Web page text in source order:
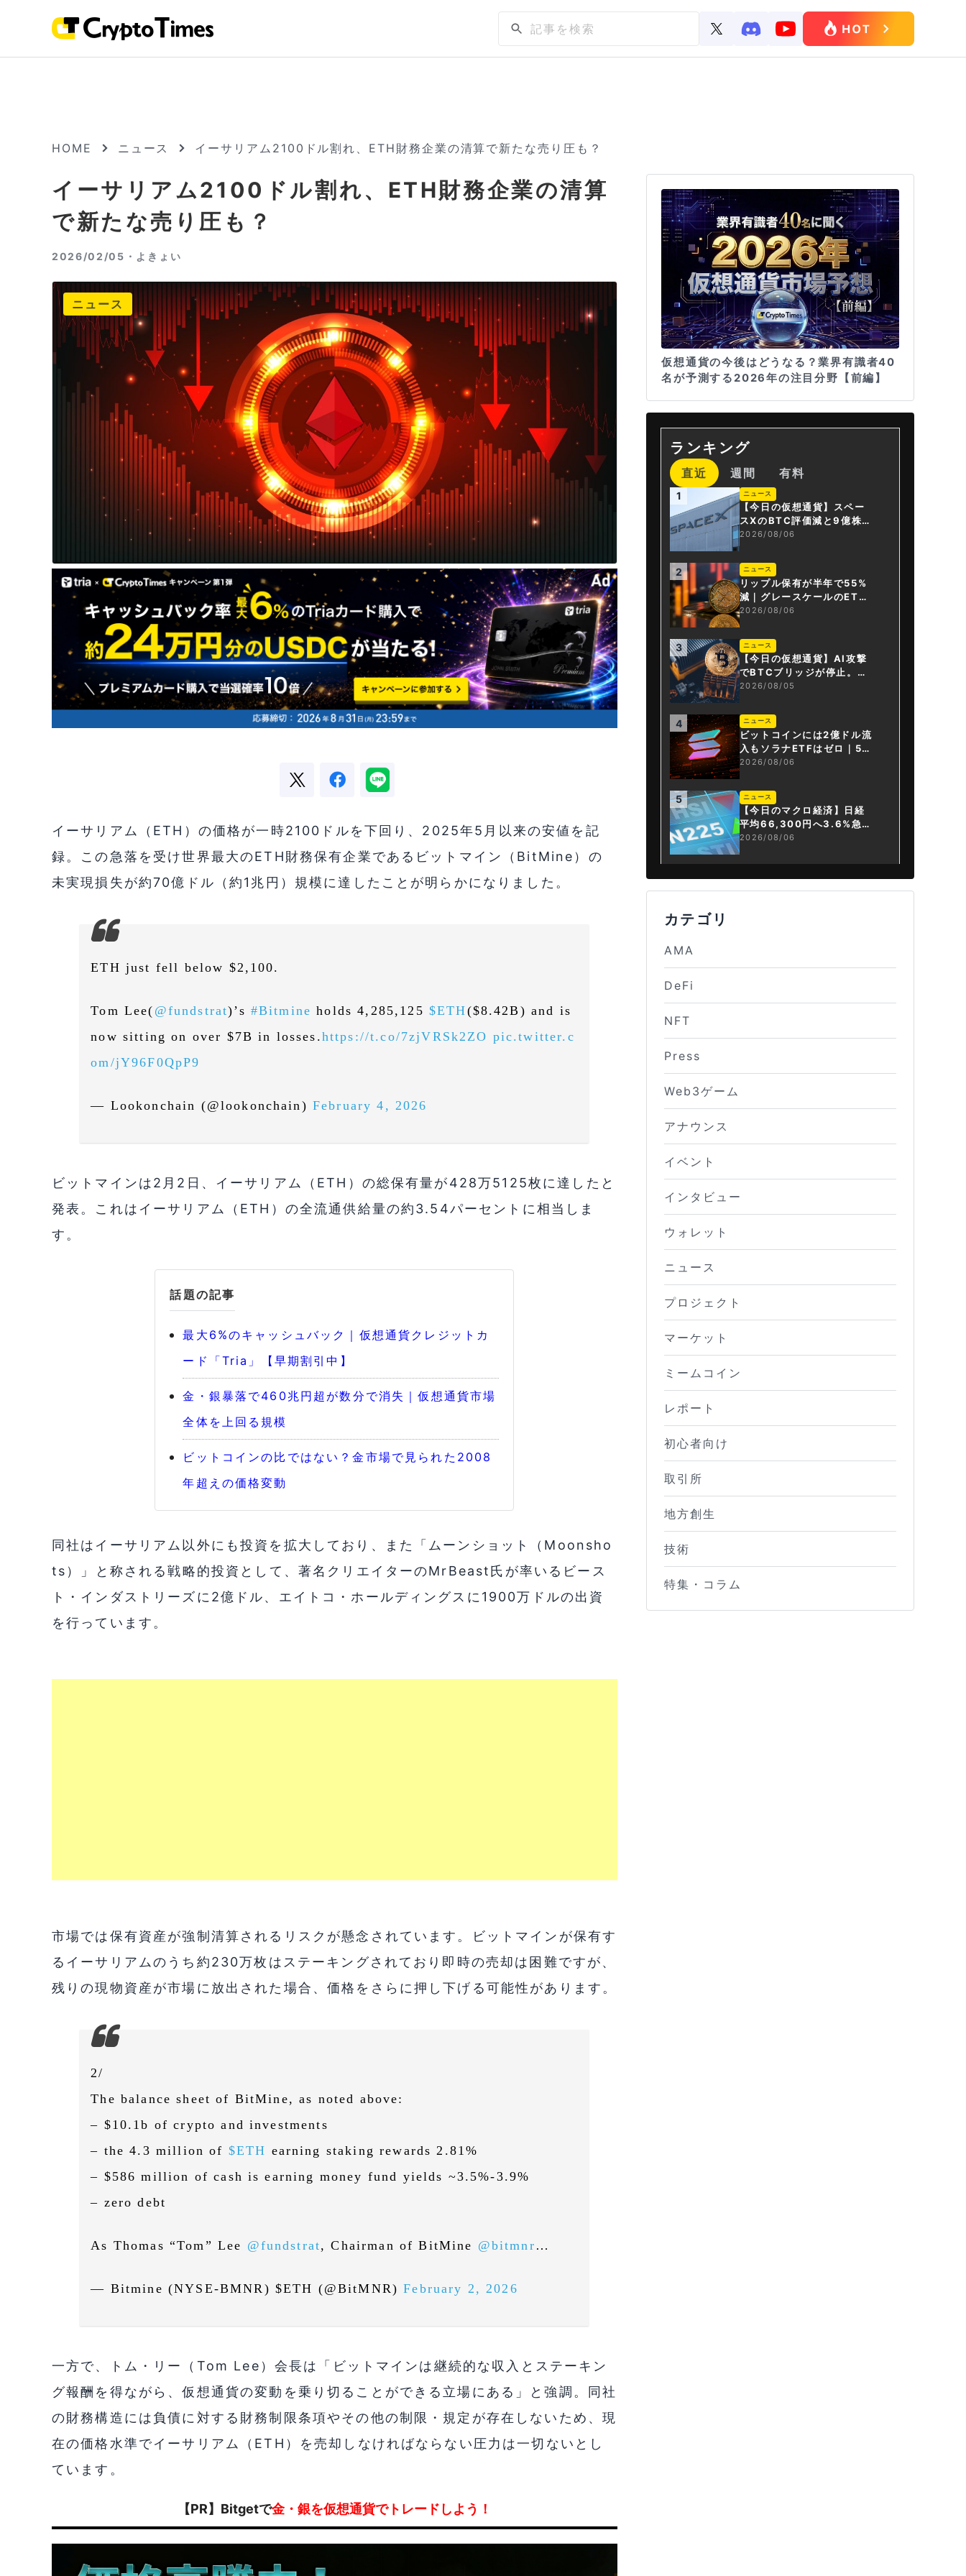
HOME ニュース イーサリアム2100ドル割れ、ETH財務企業の清算で新たな売り圧も？
イーサリアム2100ドル割れ、ETH財務企業の清算
で新たな売り圧も？
2026/02/05・ よきょい
ニュース
イーサリアム（ETH）の価格が一時2100ドルを下回り、2025年5月以来の安値を記
録。この急落を受け世界最大のETH財務保有企業であるビットマイン（BitMine）の
未実現損失が約70億ドル（約1兆円）規模に達したことが明らかになりました。
ETH just fell below $2,100.
Tom Lee( @fundstrat)’s #Bitmine holds 4,285,125 $ETH($8.42B) and is
now sitting on over $7B in losses.https://t.co/7zjVRSk2ZO pic.twitter.c
om/jY96F0QpP9
— Lookonchain (@lookonchain) February 4, 2026
ビットマインは2月2日、イーサリアム（ETH）の総保有量が428万5125枚に達したと
発表。これはイーサリアム（ETH）の全流通供給量の約3.54パーセントに相当しま
す。
話題の記事
最大6%のキャッシュバック｜仮想通貨クレジットカ
ード「Tria」【早期割引中】
金・銀暴落で460兆円超が数分で消失｜仮想通貨市場
全体を上回る規模
ビットコインの比ではない？金市場で見られた2008
年超えの価格変動
同社はイーサリアム以外にも投資を拡大しており、また「ムーンショット（Moonsho
ts）」と称される戦略的投資として、著名クリエイターのMrBeast氏が率いるビース
ト・インダストリーズに2億ドル、エイトコ・ホールディングスに1900万ドルの出資
を行っています。
市場では保有資産が強制清算されるリスクが懸念されています。ビットマインが保有す
るイーサリアムのうち約230万枚はステーキングされており即時の売却は困難ですが、
残りの現物資産が市場に放出された場合、価格をさらに押し下げる可能性があります。
2/
The balance sheet of BitMine, as noted above:
– $10.1b of crypto and investments
– the 4.3 million of $ETH earning staking rewards 2.81%
– $586 million of cash is earning money fund yields ~3.5%-3.9%
– zero debt
As Thomas “Tom” Lee @fundstrat, Chairman of BitMine @bitmnr …
— Bitmine (NYSE-BMNR) $ETH (@BitMNR)February 2, 2026
一方で、トム・リー（Tom Lee）会長は「ビットマインは継続的な収入とステーキン
グ報酬を得ながら、仮想通貨の変動を乗り切ることができる立場にある」と強調。同社
の財務構造には負債に対する財務制限条項やその他の制限・規定が存在しないため、現
在の価格水準でイーサリアム（ETH）を売却しなければならない圧力は一切ないとし
ています。
【PR】Bitgetで金・銀を仮想通貨でトレードしよう！
仮想通貨の今後はどうなる？業界有識者40
名が予測する2026年の注目分野【前編】
ランキング
直近 週間 有料
1 ニュース
【今日の仮想通貨】スペー
スXのBTC評価減と9億株の
解禁。208億円相当のBTC
が盗難
2026/08/06
2 ニュース
リップル保有が半年で55%
減｜グレースケールのET
F、純資産1.6億ドル減
2026/08/06
3 ニュース
【今日の仮想通貨】AI攻撃
でBTCブリッジが停止。金
融庁が「暗号資産・ステー
2026/08/05
4 ニュース
ビットコインには2億ドル流
入もソラナETFはゼロ｜5営
業日連続で停止
2026/08/06
5 ニュース
【今日のマクロ経済】日経
平均66,300円へ3.6%急騰
もAI投資回収懸念が再燃
2026/08/06
カテゴリ
AMA
DeFi
NFT
Press
Web3ゲーム
アナウンス
イベント
インタビュー
ウォレット
ニュース
プロジェクト
マーケット
ミームコイン
レポート
初心者向け
取引所
地方創生
技術
特集・コラム